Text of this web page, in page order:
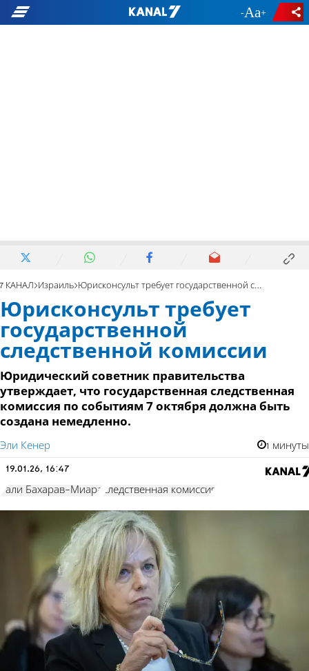
- +
7 КАНАЛ Израиль Юрисконсульт требует государственной следственной комиссии
Юрисконсульт требует
государственной
следственной комиссии
Юридический советник правительства
утверждает, что государственная следственная
комиссия по событиям 7 октября должна быть
создана немедленно.
Эли Кенер 1 минуты
19.01.26, 16:47
Гали Бахарав-Миара следственная комиссия